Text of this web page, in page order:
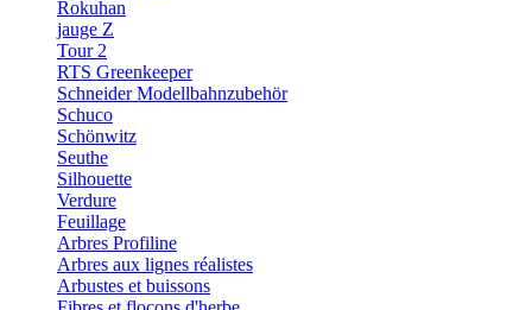
Rokuhan
jauge Z
Tour 2
RTS Greenkeeper
Schneider Modellbahnzubehör
Schuco
Schönwitz
Seuthe
Silhouette
Verdure
Feuillage
Arbres Profiline
Arbres aux lignes réalistes
Arbustes et buissons